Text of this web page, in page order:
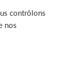
contrôlons
nos